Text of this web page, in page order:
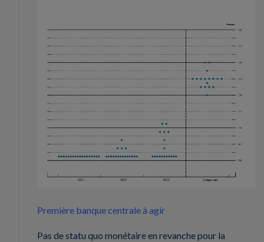
Première banque centrale à agir
Pas de statu quo monétaire en revanche pour la